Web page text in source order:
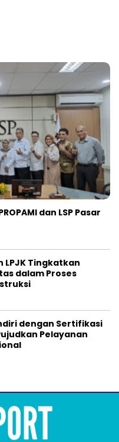
dan LSP Pasar
LPJK Tingkatkan
dalam Proses
dengan Sertifikasi
Pelayanan